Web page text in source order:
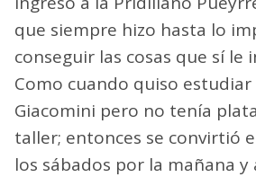
que siempre hizo hasta lo
conseguir las cosas que sí le
Como cuando quiso
Giacomini pero no tenía
taller; entonces se convirtió
los sábados por la mañana y